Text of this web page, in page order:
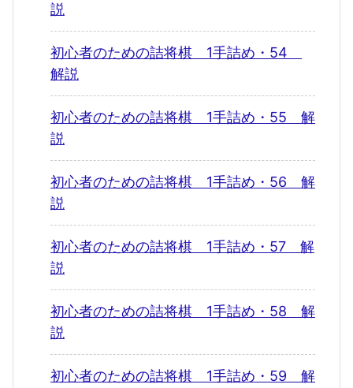
説
初心者のための詰将棋 1手詰め・54
解説
初心者のための詰将棋 1手詰め・55 解
説
初心者のための詰将棋 1手詰め・56 解
説
初心者のための詰将棋 1手詰め・57 解
説
初心者のための詰将棋 1手詰め・58 解
説
初心者のための詰将棋 1手詰め・59 解